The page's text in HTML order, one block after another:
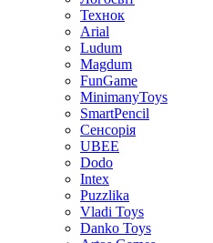
Технок
Arial
Ludum
Magdum
FunGame
MinimanyToys
SmartPencil
Сенсорія
UBEE
Dodo
Intex
Puzzlika
Vladi Toys
Danko Toys